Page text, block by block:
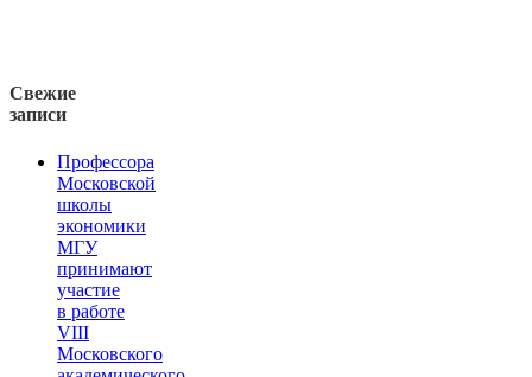
Свежие
записи
Профессора
Московской
школы
экономики
МГУ
принимают
участие
в работе
VIII
Московского